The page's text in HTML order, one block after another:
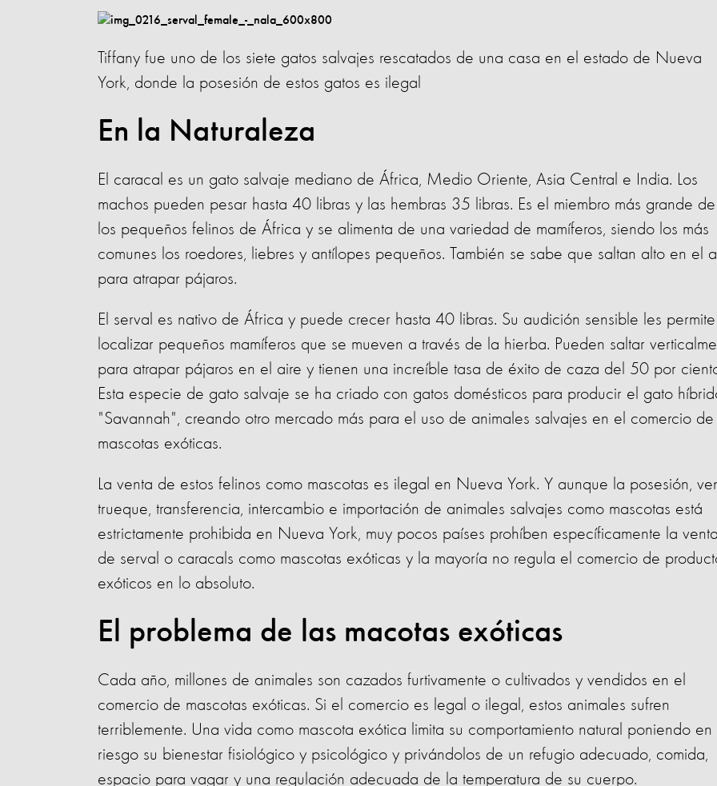
Tiffany fue uno de los siete gatos salvajes rescatados de una casa en el estado de Nueva
York, donde la posesión de estos gatos es ilegal
En la Naturaleza
El caracal es un gato salvaje mediano de África, Medio Oriente, Asia Central e India. Los
machos pueden pesar hasta 40 libras y las hembras 35 libras. Es el miembro más grande de
los pequeños felinos de África y se alimenta de una variedad de mamíferos, siendo los más
comunes los roedores, liebres y antílopes pequeños. También se sabe que saltan alto en el
para atrapar pájaros.
El serval es nativo de África y puede crecer hasta 40 libras. Su audición sensible les permite
localizar pequeños mamíferos que se mueven a través de la hierba. Pueden saltar
para atrapar pájaros en el aire y tienen una increíble tasa de éxito de caza del 50 por
Esta especie de gato salvaje se ha criado con gatos domésticos para producir el gato
"Savannah", creando otro mercado más para el uso de animales salvajes en el comercio de
mascotas exóticas.
La venta de estos felinos como mascotas es ilegal en Nueva York. Y aunque la posesión,
trueque, transferencia, intercambio e importación de animales salvajes como mascotas está
estrictamente prohibida en Nueva York, muy pocos países prohíben específicamente la venta
de serval o caracals como mascotas exóticas y la mayoría no regula el comercio de
exóticos en lo absoluto.
El problema de las macotas exóticas
Cada año, millones de animales son cazados furtivamente o cultivados y vendidos en el
comercio de mascotas exóticas. Si el comercio es legal o ilegal, estos animales sufren
terriblemente. Una vida como mascota exótica limita su comportamiento natural poniendo en
riesgo su bienestar fisiológico y psicológico y privándolos de un refugio adecuado, comida,
espacio para vagar y una regulación adecuada de la temperatura de su cuerpo.